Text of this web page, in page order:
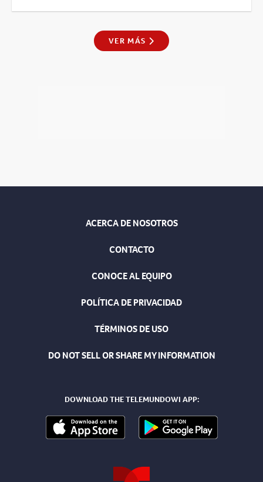
VER MÁS
ACERCA DE NOSOTROS
CONTACTO
CONOCE AL EQUIPO
POLÍTICA DE PRIVACIDAD
TÉRMINOS DE USO
DO NOT SELL OR SHARE MY INFORMATION
DOWNLOAD THE TELEMUNDOWI APP: